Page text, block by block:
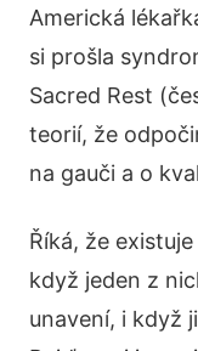
Americká
si prošla
Sacred Rest
teorií, že
na gauči a o
Říká, že
když jeden z
unavení, i když